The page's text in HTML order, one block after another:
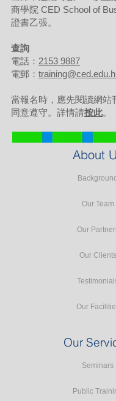
商學院 CED School of
證書乙張。
查詢
電話： 2153 9887
電郵：
當報名時，應先閱讀網站
同意遵守。詳情請按此。
About
Background
Our Team
Our
Our Clients
Our
Our
Seminars
Public